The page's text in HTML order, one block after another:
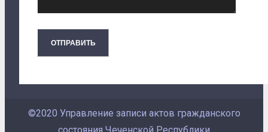
©2020 Управление записи актов гражданского